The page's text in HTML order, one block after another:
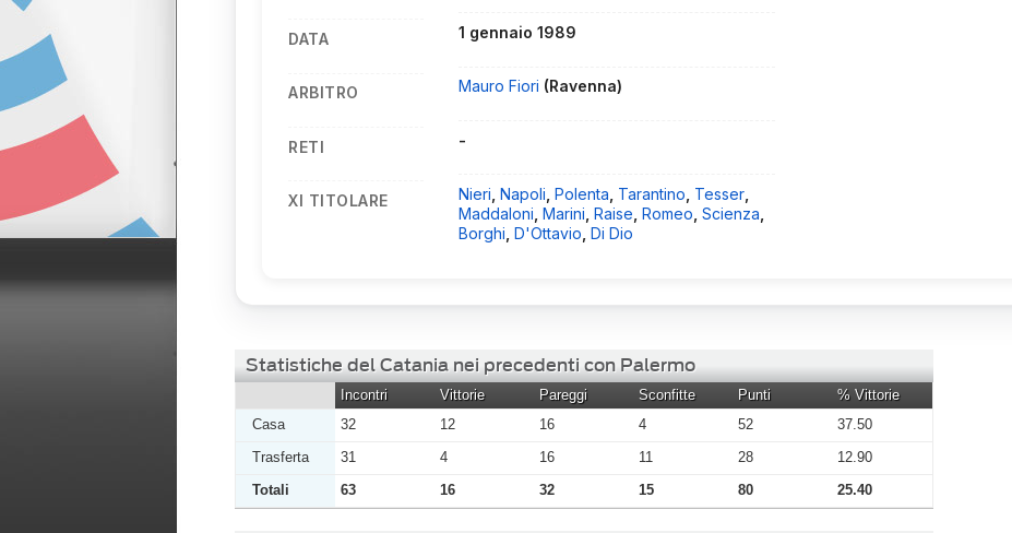
DATA 1 gennaio 1989
ARBITRO Mauro Fiori (Ravenna)
RETI -
XI TITOLARE Nieri ,Napoli ,Polenta Tarantino Tesser
Maddaloni ,Marini ,Raise ,Romeo ,Scienza
Borghi ,D'Ottavio ,Di Dio
Statistiche del Catania nei precedenti con Palermo
Incontri Vittorie Pareggi Sconfitte Punti
% Vittorie
Casa
32 12 16 4 52
37.50
Trasferta
31 4 16 11 28
12.90
Totali
63 16 32 15 80 25.40